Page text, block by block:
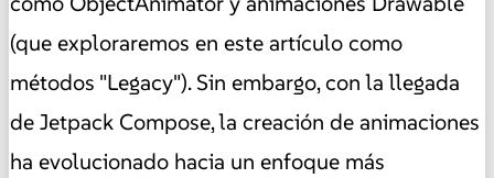
(que exploraremos en este artículo como
métodos "Legacy"). Sin embargo, con la llegada
de Jetpack Compose, la creación de animaciones
ha evolucionado hacia un enfoque más